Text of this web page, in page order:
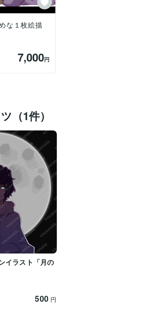
な１枚絵描
7,000円
（1件）
イラスト「月の
500 円